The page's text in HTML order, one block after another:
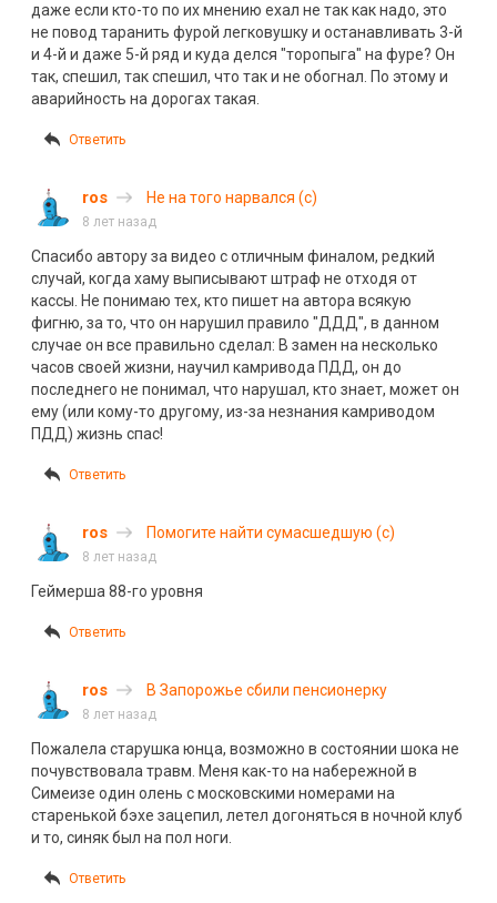
даже если кто-то по их мнению ехал не так как надо, это
не повод таранить фурой легковушку и останавливать 3-й
и 4-й и даже 5-й ряд и куда делся "торопыга" на фуре? Он
так, спешил, так спешил, что так и не обогнал. По этому и
аварийность на дорогах такая.
Ответить
ros Не на того нарвался (с)
8 лет назад
Спасибо автору за видео с отличным финалом, редкий
случай, когда хаму выписывают штраф не отходя от
кассы. Не понимаю тех, кто пишет на автора всякую
фигню, за то, что он нарушил правило "ДДД", в данном
случае он все правильно сделал: В замен на несколько
часов своей жизни, научил камривода ПДД, он до
последнего не понимал, что нарушал, кто знает, может он
ему (или кому-то другому, из-за незнания камриводом
ПДД) жизнь спас!
Ответить
ros Помогите найти сумасшедшую (с)
8 лет назад
Геймерша 88-го уровня
Ответить
ros В Запорожье сбили пенсионерку
8 лет назад
Пожалела старушка юнца, возможно в состоянии шока не
почувствовала травм. Меня как-то на набережной в
Симеизе один олень с московскими номерами на
старенькой бэхе зацепил, летел догоняться в ночной клуб
и то, синяк был на пол ноги.
Ответить